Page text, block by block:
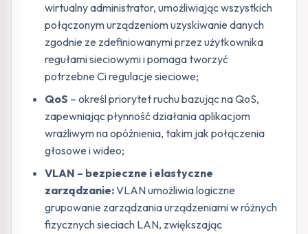
wirtualny administrator, umożliwiając wszystkich
połączonym urządzeniom uzyskiwanie danych
zgodnie ze zdefiniowanymi przez użytkownika
regułami sieciowymi i pomaga tworzyć
potrzebne Ci regulacje sieciowe;
QoS – określ priorytet ruchu bazując na QoS,
zapewniając płynność działania aplikacjom
wrażliwym na opóźnienia, takim jak połączenia
głosowe i wideo;
VLAN – bezpieczne i elastyczne
zarządzanie:VLAN umożliwia logiczne
grupowanie zarządzania urządzeniami w różnych
fizycznych sieciach LAN, zwiększając